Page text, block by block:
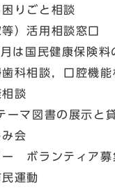
りごと相談
）活用相談窓口
国民健康保険料
科相談，口腔機能
談
マ図書の展示と
会
ボランティア募
運動